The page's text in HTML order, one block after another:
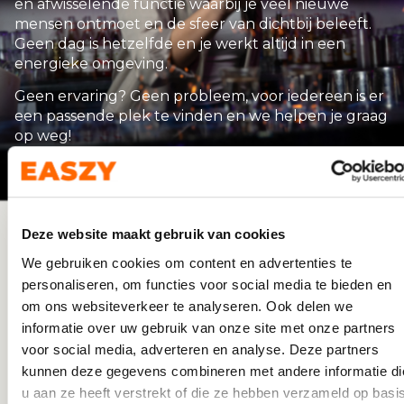
Deze website maakt gebruik van cookies
We gebruiken cookies om content en advertenties te
personaliseren, om functies voor social media te bieden en
om ons websiteverkeer te analyseren. Ook delen we
informatie over uw gebruik van onze site met onze partners
voor social media, adverteren en analyse. Deze partners
kunnen deze gegevens combineren met andere informatie
u aan ze heeft verstrekt of die ze hebben verzameld op
en afwisselende functie waarbij je veel nieuwe
mensen ontmoet en de sfeer van dichtbij beleeft.
Geen dag is hetzelfde en je werkt altijd in een
energieke omgeving.
Geen ervaring? Geen probleem, voor iedereen is er
een passende plek te vinden en we helpen je graag
op weg!
Easzy voor Uitzendkrachten
WAAROM VIA EASZY WERKEN ALS
KASSAMEDEWERKER?
Easzy is precies wat je zoekt als je op zoek bent naar
flexibel werk, jij bepaalt namelijk zelf waar en
wanneer je werkt. Je zit niet vast aan vaste roosters